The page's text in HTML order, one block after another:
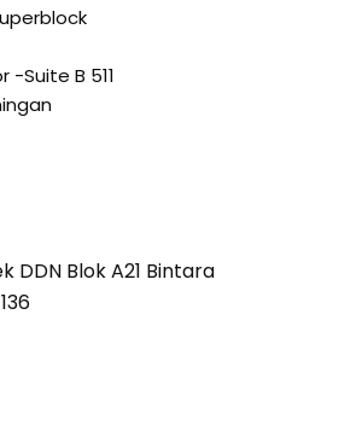
-Suite B 511
DDN Blok A21 Bintara